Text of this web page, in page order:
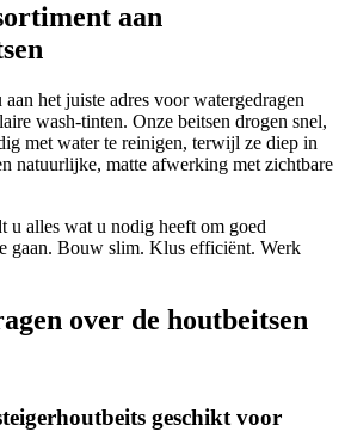
aan
het juiste adres voor watergedragen
wash-tinten. Onze beitsen drogen snel,
met water te reinigen, terwijl ze diep in
natuurlijke, matte afwerking met zichtbare
alles wat u nodig heeft om goed
gaan. Bouw slim. Klus efficiënt. Werk
over de houtbeitsen
geschikt voor